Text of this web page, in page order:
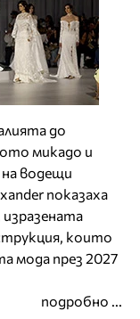
до
микадо и
водещи
показаха
които
мода през 2027
подробно ...